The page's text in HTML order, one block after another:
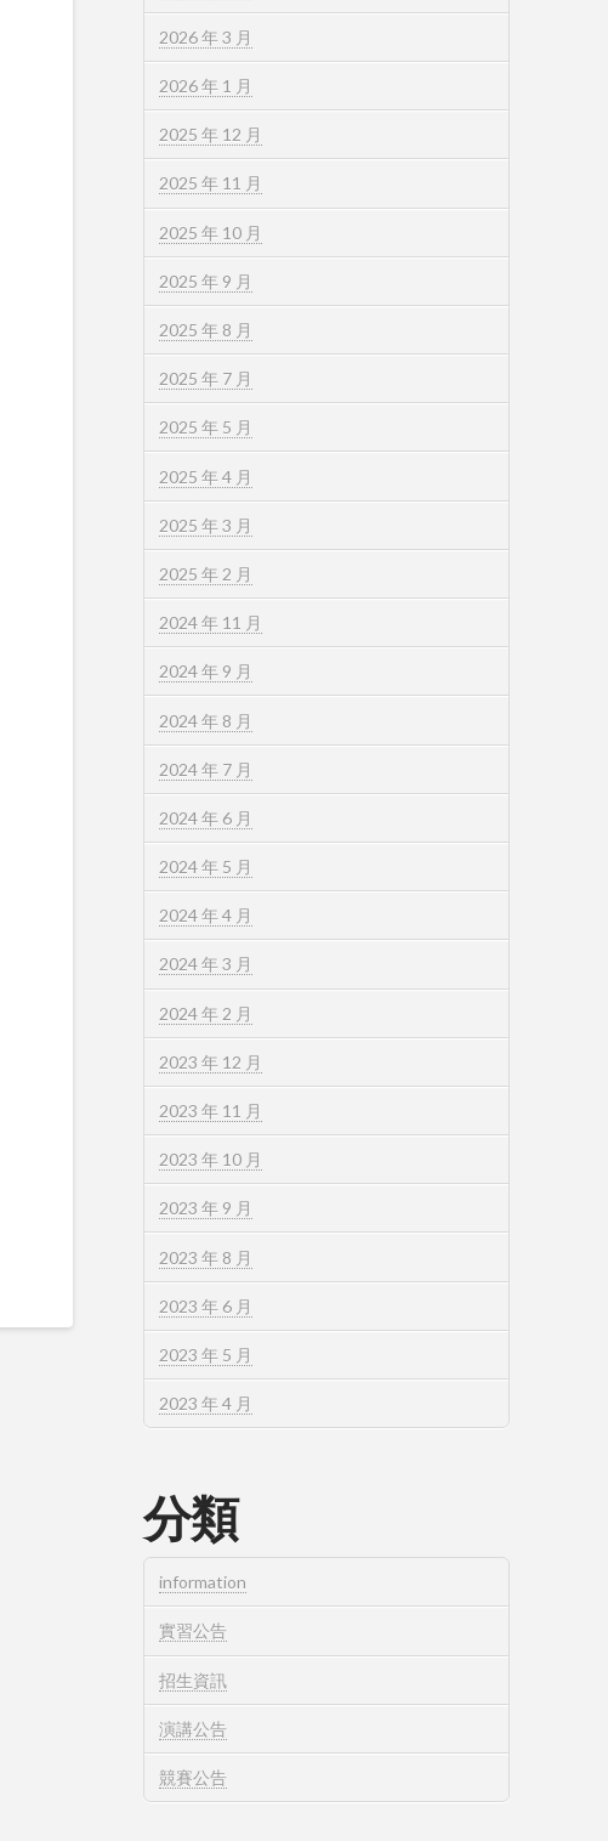
2026 年 3 月
2026 年 1 月
2025 年 12 月
2025 年 11 月
2025 年 10 月
2025 年 9 月
2025 年 8 月
2025 年 7 月
2025 年 5 月
2025 年 4 月
2025 年 3 月
2025 年 2 月
2024 年 11 月
2024 年 9 月
2024 年 8 月
2024 年 7 月
2024 年 6 月
2024 年 5 月
2024 年 4 月
2024 年 3 月
2024 年 2 月
2023 年 12 月
2023 年 11 月
2023 年 10 月
2023 年 9 月
2023 年 8 月
2023 年 6 月
2023 年 5 月
2023 年 4 月
分類
information
實習公告
招生資訊
演講公告
競賽公告